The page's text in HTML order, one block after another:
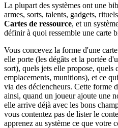
La plupart des systèmes ont une
armes, sorts, talents, gadgets,
Cartes de ressource, et un
définir à quoi ressemble une carte
Vous concevez la forme d'une
elle porte (les dégâts et la portée
sort), quels jets elle propose, quels
emplacements, munitions), et ce
via des déclencheurs. Cette forme
ainsi, quand un joueur ajoute une
elle arrive déjà avec les bons
vous contentez pas de lister le
apprenez au système ce que votre